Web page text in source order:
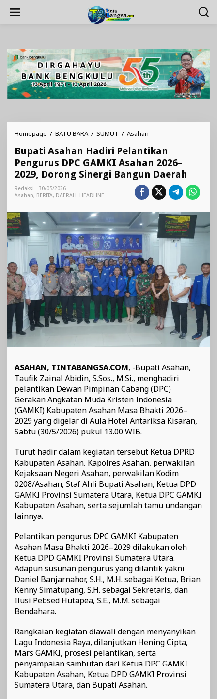
Homepage / BATU BARA / SUMUT / Asahan
Hadiri
Pelantikan
Pengurus
DPC
GAMKI
Asahan
2029,
Dorong
Sinergi
Bangun
Daerah
Bupati Asahan Hadiri Pelantikan
Pengurus DPC GAMKI Asahan 2026–
2029, Dorong Sinergi Bangun Daerah
Redaksi
30/05/2026
Asahan, BERITA, DAERAH, HEADLINE
ASAHAN, TINTABANGSA.COM, -Bupati Asahan,
Taufik Zainal Abidin, S.Sos., M.Si., menghadiri
pelantikan Dewan Pimpinan Cabang (DPC)
Gerakan Angkatan Muda Kristen Indonesia
(GAMKI) Kabupaten Asahan Masa Bhakti 2026–
2029 yang digelar di Aula Hotel Antariksa Kisaran,
Sabtu (30/5/2026) pukul 13.00 WIB.
Turut hadir dalam kegiatan tersebut Ketua DPRD
Kabupaten Asahan, Kapolres Asahan, perwakilan
Kejaksaan Negeri Asahan, perwakilan Kodim
0208/Asahan, Staf Ahli Bupati Asahan, Ketua DPD
GAMKI Provinsi Sumatera Utara, Ketua DPC GAMKI
Kabupaten Asahan, serta sejumlah tamu undangan
lainnya.
Pelantikan pengurus DPC GAMKI Kabupaten
Asahan Masa Bhakti 2026–2029 dilakukan oleh
Ketua DPD GAMKI Provinsi Sumatera Utara.
Adapun susunan pengurus yang dilantik yakni
Daniel Banjarnahor, S.H., M.H. sebagai Ketua, Brian
Kenny Simatupang, S.H. sebagai Sekretaris, dan
Ilusi Pebsed Hutapea, S.E., M.M. sebagai
Bendahara.
Rangkaian kegiatan diawali dengan menyanyikan
Lagu Indonesia Raya, dilanjutkan Hening Cipta,
Mars GAMKI, prosesi pelantikan, serta
penyampaian sambutan dari Ketua DPC GAMKI
Kabupaten Asahan, Ketua DPD GAMKI Provinsi
Sumatera Utara, dan Bupati Asahan.